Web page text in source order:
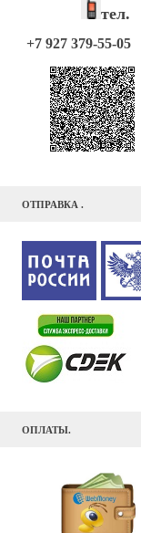
тел.
+7 927 379-55-05
ОТПРАВКА .
ОПЛАТЫ.